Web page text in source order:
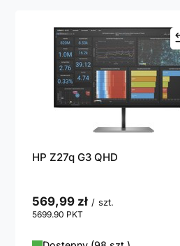
HP Z27q G3 QHD
569,99 zł / szt.
5699.90 PKT